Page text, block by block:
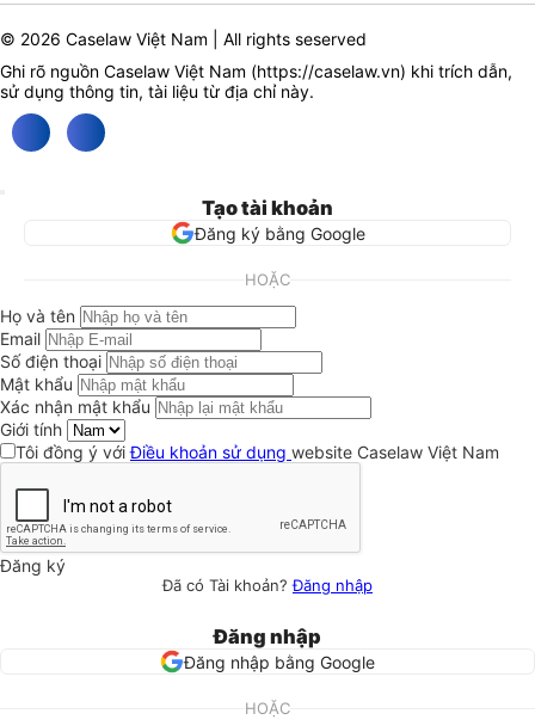
© 2026 Caselaw Việt Nam | All rights seserved
Ghi rõ nguồn Caselaw Việt Nam (https://caselaw.vn) khi trích dẫn,
sử dụng thông tin, tài liệu từ địa chỉ này.
Tạo tài khoản
Đăng ký bằng Google
HOẶC
Họ và tên
Email
Số điện thoại
Mật khẩu
Xác nhận mật khẩu
Giới tính
Tôi đồng ý vớiĐiều khoản sử dụng website Caselaw Việt Nam
Đăng ký
Đã có Tài khoản?Đăng nhập
Đăng nhập
Đăng nhập bằng Google
HOẶC